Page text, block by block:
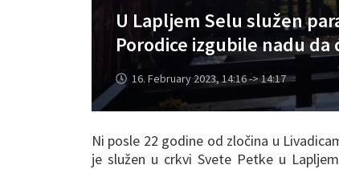
U Lapljem Selu služen
Porodice izgubile nadu
16. February 2023, 14:16 -> 14:17
Ni posle 22 godine od zločina u
je služen u crkvi Svete Petke u